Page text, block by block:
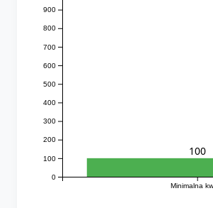
Minimalna
0
100
200
300
400
500
600
700
800
900
100